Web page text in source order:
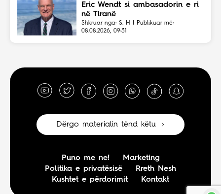
Eric Wendt si ambasadorin e ri
në Tiranë
Shkruar nga: S. H | Publikuar më:
08.08.2026, 09:31
Dërgo materialin tënd këtu
Puno me ne!
Marketing
Politika e privatësisë
Rreth Nesh
Kushtet e përdorimit
Kontakt